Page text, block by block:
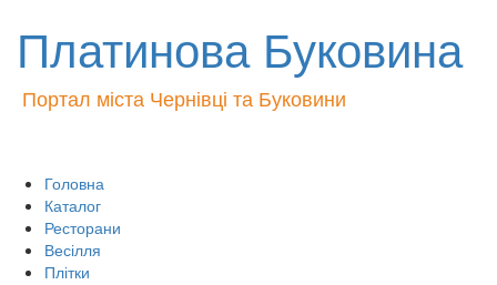
Платинова Буковина
Портал міста Чернівці та Буковини
Головна
Каталог
Ресторани
Весілля
Плітки